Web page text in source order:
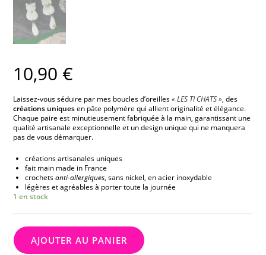
10,90 €
Laissez-vous séduire par mes boucles d’oreilles« LES TI CHATS », des
créations uniquesen pâte polymère qui allient originalité et élégance.
Chaque paire est minutieusement fabriquée à la main, garantissant une
qualité artisanale exceptionnelle et un design unique qui ne manquera
pas de vous démarquer.
créations artisanales uniques
fait main made in France
crochetsanti-allergiques, sans nickel, en acier inoxydable
légères et agréables à porter toute la journée
1 en stock
AJOUTER AU PANIER